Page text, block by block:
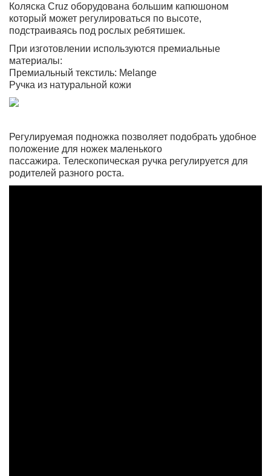
Коляска Cruz оборудована большим капюшоном
который может регулироваться по высоте,
подстраиваясь под рослых ребятишек.
При изготовлении используются премиальные
материалы:
Премиальный текстиль: Melange
Ручка из натуральной кожи
Регулируемая подножка позволяет подобрать удобное
положение для ножек маленького
пассажира. Телескопическая ручка регулируется для
родителей разного роста.